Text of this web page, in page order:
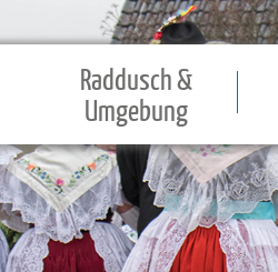
Raddusch &
Umgebung